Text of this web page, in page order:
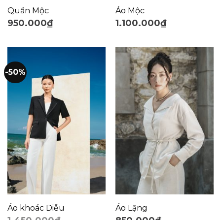
Quần Mộc
950.000₫
Áo Mộc
1.100.000₫
-50%
Áo khoác Diễu Áo Lặng